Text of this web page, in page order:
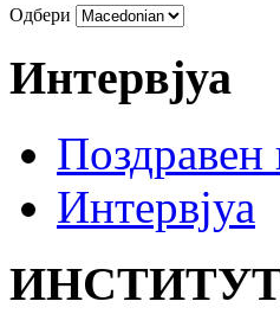
Одбери
Интервјуа
Интервјуа